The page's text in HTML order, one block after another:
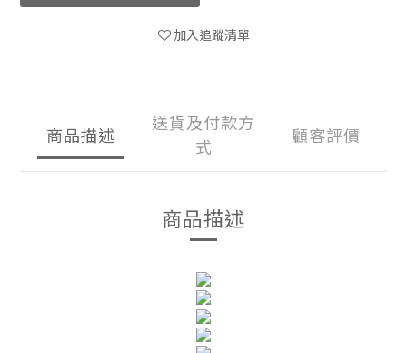
加入追蹤清單
商品描述
送貨及付款方
式
顧客評價
商品描述